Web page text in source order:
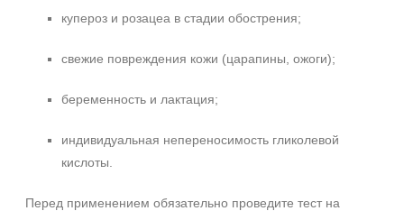
купероз и розацеа в стадии обострения;
свежие повреждения кожи (царапины, ожоги);
беременность и лактация;
индивидуальная непереносимость гликолевой
кислоты.
Перед применением обязательно проведите тест на